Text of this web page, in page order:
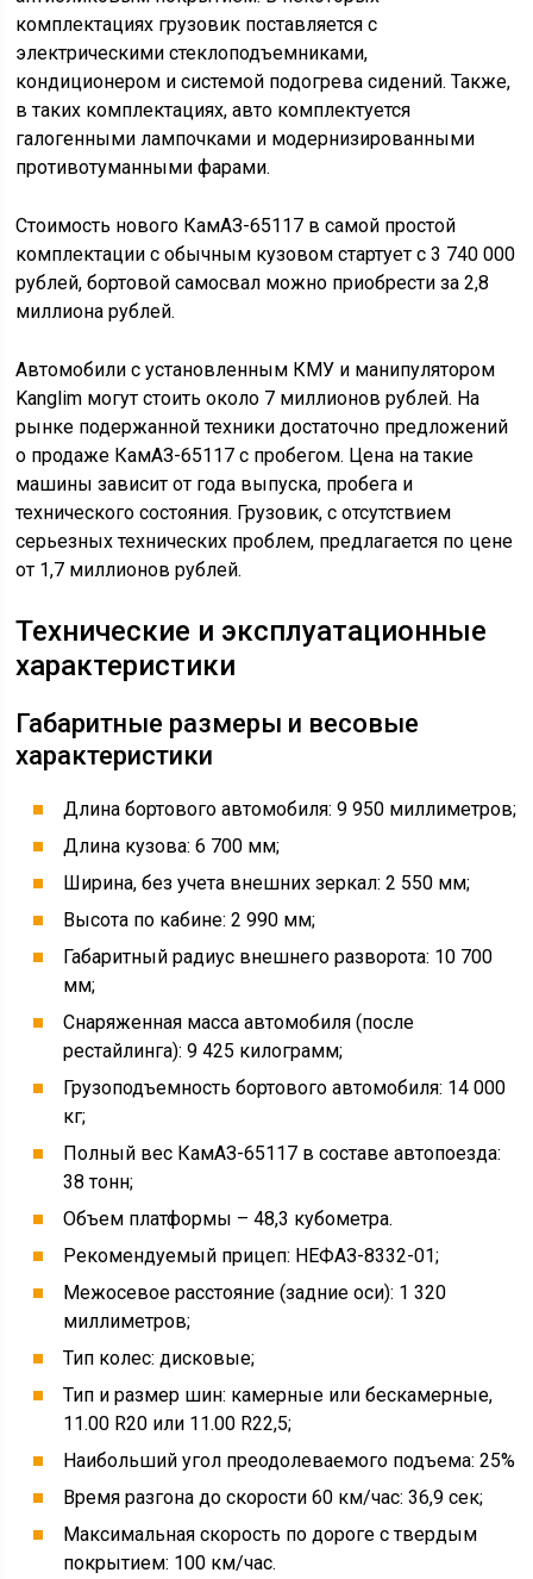
рынке подержанной техники достаточно предложений
о продаже КамАЗ-65117 с пробегом. Цена на такие
машины зависит от года выпуска, пробега и
технического состояния. Грузовик, с отсутствием
серьезных технических проблем, предлагается по цене
от 1,7 миллионов рублей.
Технические и эксплуатационные
характеристики
Габаритные размеры и весовые
Длина бортового автомобиля: 9 950 миллиметров;
Длина кузова: 6 700 мм;
Ширина, без учета внешних зеркал: 2 550 мм;
Высота по кабине: 2 990 мм;
Габаритный радиус внешнего разворота: 10 700
мм;
рестайлинга): 9 425 килограмм;
Грузоподъемность бортового автомобиля: 14 000
Полный вес КамАЗ-65117 в составе автопоезда:
38 тонн;
Объем платформы – 48,3 кубометра.
Рекомендуемый прицеп: НЕФАЗ-8332-01;
Межосевое расстояние (задние оси): 1 320
Тип и размер шин: камерные или бескамерные,
Наибольший угол преодолеваемого подъема: 25%
Время разгона до скорости 60 км/час: 36,9 сек;
Максимальная скорость по дороге с твердым
покрытием: 100 км/час.
Силовая установка и расход топлива
КамАЗ-65117
Большинство дорестайлинговых моделей автомобиля
комплектовалось отечественным дизельным мотором
КамАЗ-740.30-260. Конструктивно этот силовой агрегат
представляет собой восьмицилиндровый дизель с V-
образным расположением цилиндров. Двигатель
оснащается технологией турбонаддува и имеет систему
принудительного промежуточного охлаждения
10,86 литров, агрегат выдает до 260 лошадиных сил,
при частоте вращения 2 200 оборотов/минуту.
Заявленный, в руководстве по эксплуатации,